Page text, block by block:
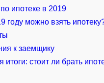
ипотеке в 2019
году можно взять
к заемщику
итоги: стоит ли брать